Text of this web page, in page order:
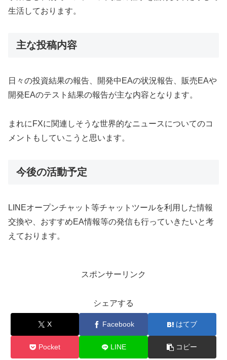
生活しております。
主な投稿内容
日々の投資結果の報告、開発中EAの状況報告、販売EAや
開発EAのテスト結果の報告が主な内容となります。
まれにFXに関連しそうな世界的なニュースについてのコ
メントもしていこうと思います。
今後の活動予定
LINEオープンチャット等チャットツールを利用した情報
交換や、おすすめEA情報等の発信も行っていきたいと考
えております。
スポンサーリンク
シェアする
X Facebook はてブ
Pocket LINE コピー